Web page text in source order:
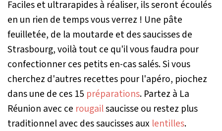
Faciles et ultrarapides à réaliser, ils seront écoulés
en un rien de temps vous verrez ! Une pâte
feuilletée, de la moutarde et des saucisses de
Strasbourg, voilà tout ce qu'il vous faudra pour
confectionner ces petits en-cas salés. Si vous
cherchez d'autres recettes pour l'apéro, piochez
dans une de ces 15 préparations. Partez à La
Réunion avec ce rougailsaucisse ou restez plus
traditionnel avec des saucisses aux lentilles.